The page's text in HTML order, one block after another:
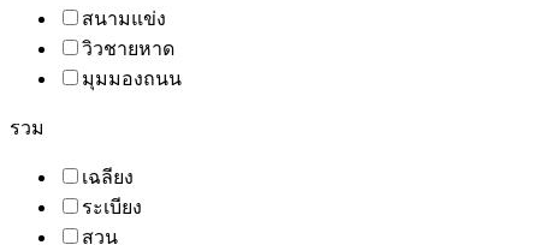
สนามแข่ง
วิวชายหาด
มุมมองถนน
รวม
เฉลียง
ระเบียง
สวน